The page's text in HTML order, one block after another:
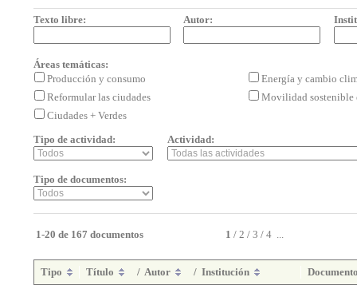
Texto libre: Autor:
Áreas temáticas:
Producción y consumo
Energía y cambio
Reformular las ciudades
Movilidad sostenible
Ciudades + Verdes
Tipo de actividad:
Actividad:
Tipo de documentos:
1-20 de 167 documentos 1 / 2 / 3 / 4 ...
Tipo Título / Autor / Institución